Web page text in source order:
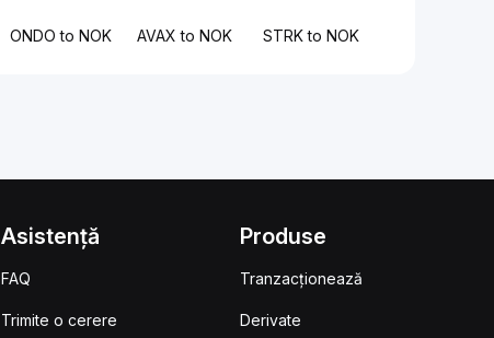
ONDO to NOK AVAX to NOK STRK to NOK
Asistență
FAQ
Trimite o cerere
Produse
Tranzacționează
Derivate